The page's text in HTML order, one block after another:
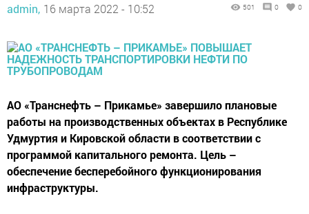
admin, 16 марта 2022 - 10:52 501 0 0
АО «Транснефть – Прикамье» завершило плановые
работы на производственных объектах в Республике
Удмуртия и Кировской области в соответствии с
программой капитального ремонта. Цель –
обеспечение бесперебойного функционирования
инфраструктуры.